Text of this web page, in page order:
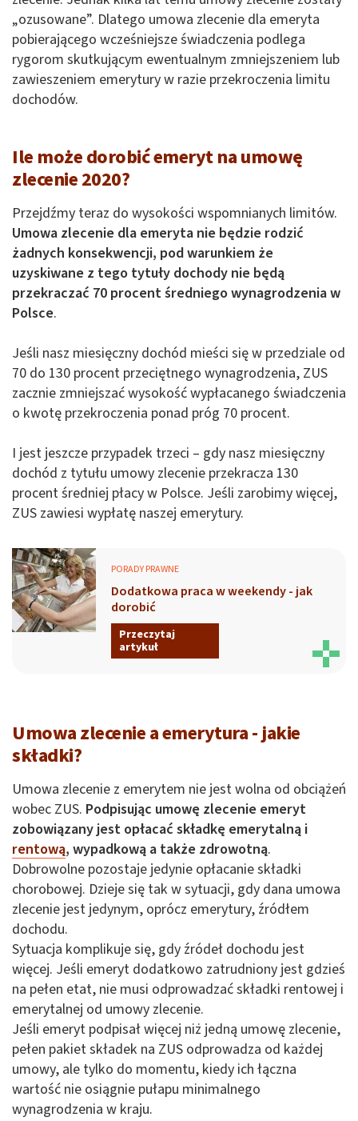
„ozusowane”. Dlatego umowa zlecenie dla emeryta
pobierającego wcześniejsze świadczenia podlega
rygorom skutkującym ewentualnym zmniejszeniem lub
zawieszeniem emerytury w razie przekroczenia limitu
dochodów.
Ile może dorobić emeryt na umowę
zlecenie 2020?
Przejdźmy teraz do wysokości wspomnianych limitów.
Umowa zlecenie dla emeryta nie będzie rodzić
żadnych konsekwencji, pod warunkiem że
uzyskiwane z tego tytuły dochody nie będą
przekraczać 70 procent średniego wynagrodzenia w
Polsce.
Jeśli nasz miesięczny dochód mieści się w przedziale od
70 do 130 procent przeciętnego wynagrodzenia, ZUS
zacznie zmniejszać wysokość wypłacanego świadczenia
o kwotę przekroczenia ponad próg 70 procent.
I jest jeszcze przypadek trzeci – gdy nasz miesięczny
dochód z tytułu umowy zlecenie przekracza 130
procent średniej płacy w Polsce. Jeśli zarobimy więcej,
ZUS zawiesi wypłatę naszej emerytury.
PORADY PRAWNE
Dodatkowa praca w weekendy - jak
dorobić
Przeczytaj
artykuł
Umowa zlecenie a emerytura - jakie
składki?
Umowa zlecenie z emerytem nie jest wolna od obciążeń
wobec ZUS. Podpisując umowę zlecenie emeryt
zobowiązany jest opłacać składkę emerytalną i
rentową, wypadkową a także zdrowotną.
Dobrowolne pozostaje jedynie opłacanie składki
chorobowej. Dzieje się tak w sytuacji, gdy dana umowa
zlecenie jest jedynym, oprócz emerytury, źródłem
dochodu.
Sytuacja komplikuje się, gdy źródeł dochodu jest
więcej. Jeśli emeryt dodatkowo zatrudniony jest gdzieś
na pełen etat, nie musi odprowadzać składki rentowej i
emerytalnej od umowy zlecenie.
Jeśli emeryt podpisał więcej niż jedną umowę zlecenie,
pełen pakiet składek na ZUS odprowadza od każdej
umowy, ale tylko do momentu, kiedy ich łączna
wartość nie osiągnie pułapu minimalnego
wynagrodzenia w kraju.